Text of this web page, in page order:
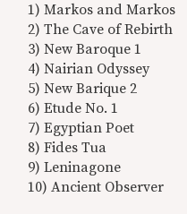
1)Markos and Markos
2)The Cave of Rebirth
3)New Baroque 1
4)Nairian Odyssey
5)New Barique 2
6)Etude No. 1
7)Egyptian Poet
8)Fides Tua
9)Leninagone
10)Ancient Observer